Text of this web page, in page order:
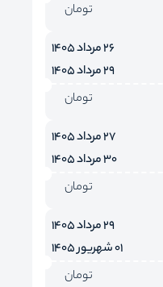
تومان
26 مرداد 1405
29 مرداد 1405
تومان
27 مرداد 1405
30 مرداد 1405
تومان
29 مرداد 1405
01 شهریور 1405
تومان